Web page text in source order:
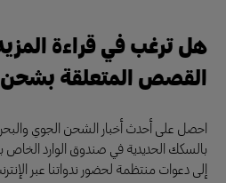
هل ترغب في قراءة
القصص المتعلقة بشحن
احصل على أحدث أخبار الشحن الجوي
بالسكك الحديدية في صندوق الوارد
إلى دعوات منتظمة لحضور ندواتنا عبر